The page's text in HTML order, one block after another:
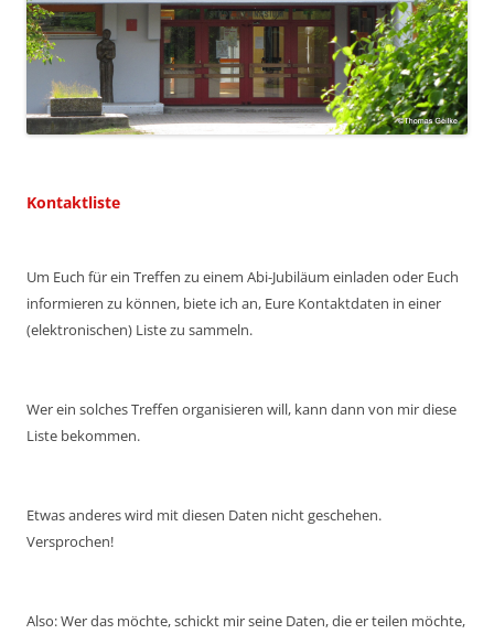
Kontaktliste
Um Euch für ein Treffen zu einem Abi-Jubiläum einladen oder Euch
informieren zu können, biete ich an, Eure Kontaktdaten in einer
(elektronischen) Liste zu sammeln.
Wer ein solches Treffen organisieren will, kann dann von mir diese
Liste bekommen.
Etwas anderes wird mit diesen Daten nicht geschehen.
Versprochen!
Also: Wer das möchte, schickt mir seine Daten, die er teilen möchte,